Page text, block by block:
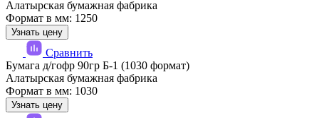
Алатырская бумажная фабрика
Формат в мм: 1250
Узнать цену
Сравнить
Бумага д/гофр 90гр Б-1 (1030 формат)
Алатырская бумажная фабрика
Формат в мм: 1030
Узнать цену